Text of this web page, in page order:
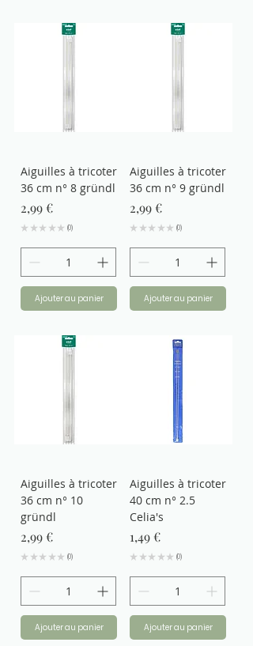
Aiguilles à tricoter
36 cm n° 8 gründl
Prix
2,99 €
★ ★ ★ ★ ★ 0
0
Ajouter au panier
Aiguilles à tricoter
36 cm n° 9 gründl
Prix
2,99 €
★ ★ ★ ★ ★ 0
0
Ajouter au panier
Aiguilles à tricoter
36 cm n° 10
gründl
Prix
2,99 €
★ ★ ★ ★ ★ 0
0
Ajouter au panier
Aiguilles à tricoter
40 cm n° 2.5
Celia's
Prix
1,49 €
★ ★ ★ ★ ★ 0
0
Ajouter au panier